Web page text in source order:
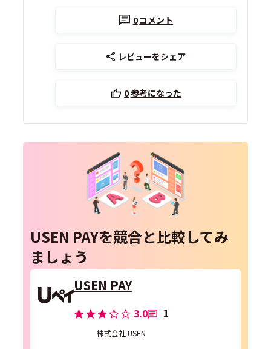
0コメント
レビューをシェア
0参考になった
USEN PAYを競合と比較してみ
ましょう
USEN PAY
3.0 1
株式会社 USEN